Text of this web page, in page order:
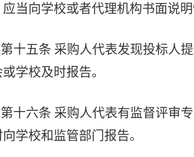
当向学校或者代理机构书面说明
第十五条 采购人代表发现投标人
学校及时报告。
第十六条 采购人代表有监督评审
学校和监管部门报告。